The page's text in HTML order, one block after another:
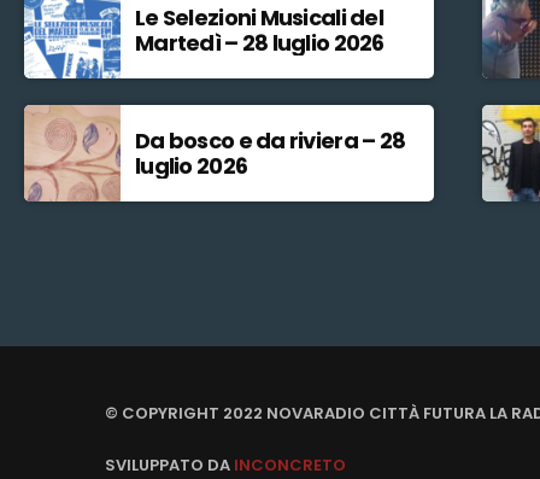
Le Selezioni Musicali del
Martedì – 28 luglio 2026
Da bosco e da riviera – 28
luglio 2026
© COPYRIGHT 2022 NOVARADIO CITTÀ FUTURA LA
SVILUPPATO DA INCONCRETO